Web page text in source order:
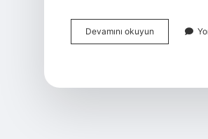
Devamını okuyun
Afaki